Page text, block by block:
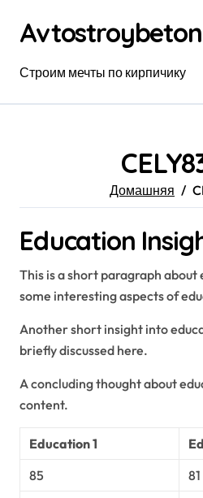
содержанию
Avtostroybeton
Строим мечты по кирпичику
Домашняя
Education
This is a short paragraph
some interesting aspects of
Another short insight into
briefly discussed here.
A concluding thought about
content.
Education 1
85
81